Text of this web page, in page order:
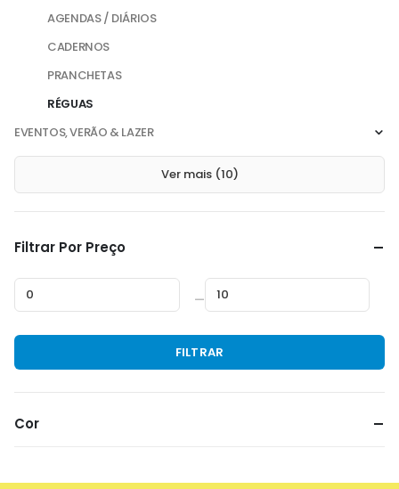
AGENDAS / DIÁRIOS
CADERNOS
PRANCHETAS
RÉGUAS
EVENTOS, VERÃO & LAZER
Ver mais (10)
Filtrar Por Preço
Preço
Preço
—
FILTRAR
Cor